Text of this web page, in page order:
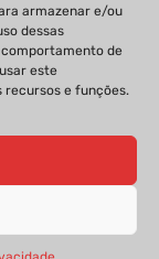
armazenar e/ou
dessas
de
este
e funções.
EDITORIAL